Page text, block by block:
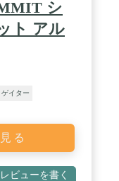
シ
ト アル
イター
る
レビューを書く